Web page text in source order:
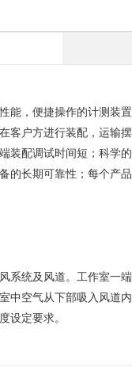
能，便捷操作的计测装
客户方进行装配，运输
装配调试时间短；科学
的长期可靠性；每个产
系统及风道。工作室一
中空气从下部吸入风道
设定要求。